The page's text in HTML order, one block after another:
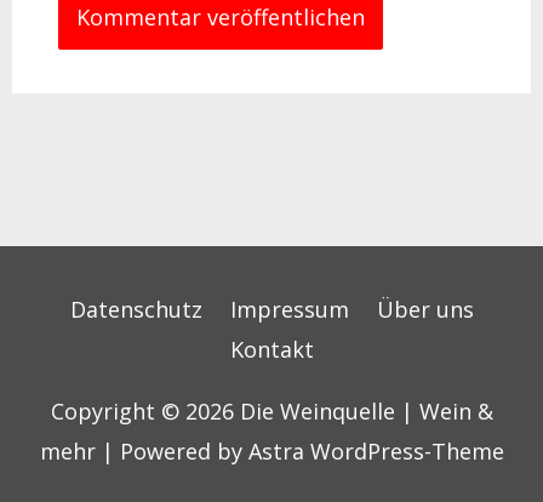
Datenschutz Impressum
Über uns
Kontakt
Copyright © 2026 Die Weinquelle | Wein &
mehr| Powered by Astra WordPress-Theme